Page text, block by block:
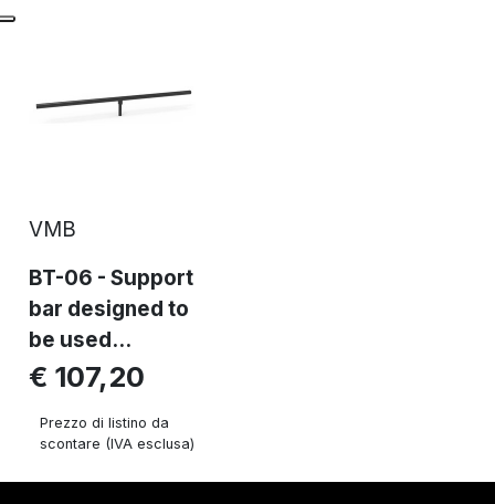
VMB
BT-06 - Support
bar designed to
be used...
€ 107,20
Prezzo di listino da
scontare (IVA esclusa)